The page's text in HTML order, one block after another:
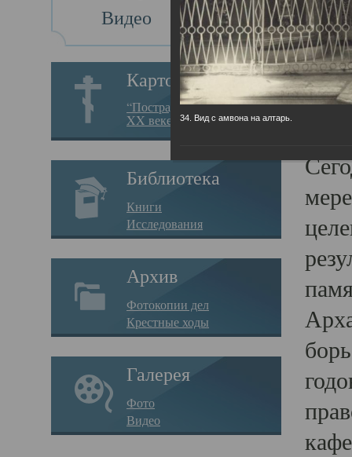
Видео
Картотека
“Пострадавшие за веру в
XX веке на Севере”
Библиотека
Книги
Исследования
Архив
Фотокопии дел
Крестные ходы
Галерея
Фото
Видео
34. Вид с амвона на алтарь.